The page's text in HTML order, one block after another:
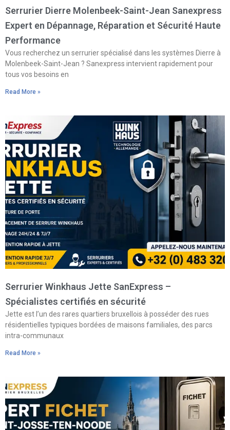
Serrurier Dierre Molenbeek-Saint-Jean Sanexpress
Expert en Dépannage, Réparation et Sécurité Haute
Performance
Vous recherchez un serrurier spécialisé dans les systèmes Dierre à
Molenbeek-Saint-Jean ? Sanexpress intervient rapidement pour
tous vos besoins en
Read More »
Serrurier Winkhaus Jette SanExpress –
Spécialistes certifiés en sécurité
Jette est l’un des rares quartiers bruxellois à posséder des rues
résidentielles typiques bordées de maisons familiales, des parcs
intra-communaux
Read More »